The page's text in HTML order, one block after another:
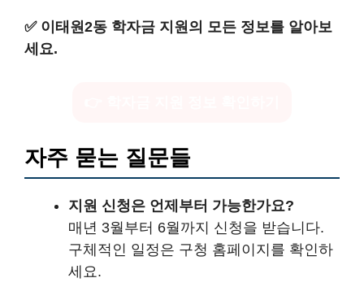
✅ 이태원2동 학자금 지원의 모든 정보를 알아보
세요.
자주 묻는 질문들
지원 신청은 언제부터 가능한가요?
매년 3월부터 6월까지 신청을 받습니다.
구체적인 일정은 구청 홈페이지를 확인하
세요.